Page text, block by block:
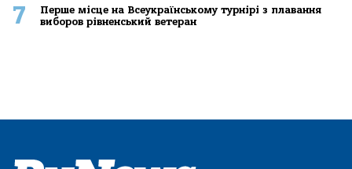
7
Перше місце на Всеукраїнському турнірі з плавання
виборов рівненський ветеран